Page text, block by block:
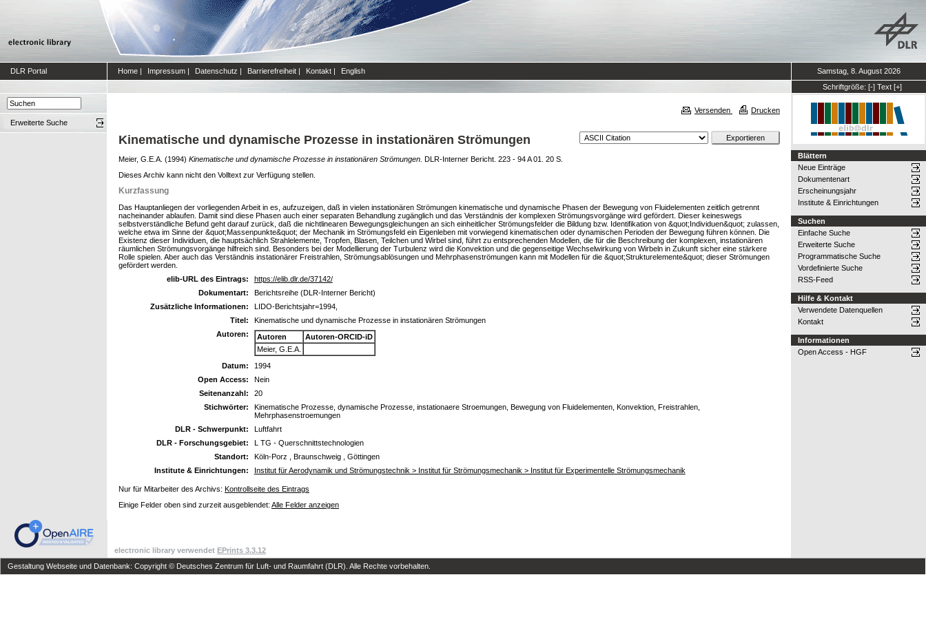
DLR Portal Home | Impressum | Datenschutz | Barrierefreiheit | Kontakt | English
Samstag, 8. August 2026
Schriftgröße: [-] Text [+]
Erweiterte Suche
Versenden Drucken
Kinematische und dynamische Prozesse in instationären Strömungen
Meier, G.E.A. (1994) Kinematische und dynamische Prozesse in instationären Strömungen. DLR-Interner Bericht. 223 - 94 A 01. 20 S.
Dieses Archiv kann nicht den Volltext zur Verfügung stellen.
Kurzfassung
Das Hauptanliegen der vorliegenden Arbeit in es, aufzuzeigen, daß in vielen instationären Strömungen kinematische und dynamische Phasen der Bewegung von Fluidelementen zeitlich getrennt
nacheinander ablaufen. Damit sind diese Phasen auch einer separaten Behandlung zugänglich und das Verständnis der komplexen Strömungsvorgänge wird gefördert. Dieser keineswegs
selbstverständliche Befund geht darauf zurück, daß die nichtlinearen Bewegungsgleichungen an sich einheitlicher Strömungsfelder die Bildung bzw. Identifikation von &quot;Individuen&quot; zulassen,
welche etwa im Sinne der &quot;Massenpunkte&quot; der Mechanik im Strömungsfeld ein Eigenleben mit vorwiegend kinematischen oder dynamischen Perioden der Bewegung führen können. Die
Existenz dieser Individuen, die hauptsächlich Strahlelemente, Tropfen, Blasen, Teilchen und Wirbel sind, führt zu entsprechenden Modellen, die für die Beschreibung der komplexen, instationären
räumlichen Strömungsvorgänge hilfreich sind. Besonders bei der Modellierung der Turbulenz wird die Konvektion und die gegenseitige Wechselwirkung von Wirbeln in Zukunft sicher eine stärkere
Rolle spielen. Aber auch das Verständnis instationärer Freistrahlen, Strömungsablösungen und Mehrphasenströmungen kann mit Modellen für die &quot;Strukturelemente&quot; dieser Strömungen
gefördert werden.
elib-URL des Eintrags:
https://elib.dlr.de/37142/
Dokumentart:
Berichtsreihe (DLR-Interner Bericht)
Zusätzliche Informationen:
LIDO-Berichtsjahr=1994,
Titel:
Kinematische und dynamische Prozesse in instationären Strömungen
Autoren:
Autoren
Autoren-ORCID-iD
Meier, G.E.A.
Datum:
1994
Open Access:
Nein
Seitenanzahl:
20
Stichwörter:
Kinematische Prozesse, dynamische Prozesse, instationaere Stroemungen, Bewegung von Fluidelementen, Konvektion, Freistrahlen,
Mehrphasenstroemungen
DLR - Schwerpunkt:
Luftfahrt
DLR - Forschungsgebiet:
L TG - Querschnittstechnologien
Standort:
Köln-Porz , Braunschweig , Göttingen
Institute & Einrichtungen:
Institut für Aerodynamik und Strömungstechnik > Institut für Strömungsmechanik > Institut für Experimentelle Strömungsmechanik
Nur für Mitarbeiter des Archivs: Kontrollseite des Eintrags
Einige Felder oben sind zurzeit ausgeblendet: Alle Felder anzeigen
Blättern
Neue Einträge
Dokumentenart
Erscheinungsjahr
Institute & Einrichtungen
Suchen
Einfache Suche
Erweiterte Suche
Programmatische Suche
Vordefinierte Suche
RSS-Feed
Hilfe & Kontakt
Verwendete Datenquellen
Kontakt
Informationen
Open Access - HGF
electronic library verwendet EPrints 3.3.12
Gestaltung Webseite und Datenbank: Copyright © Deutsches Zentrum für Luft- und Raumfahrt (DLR). Alle Rechte vorbehalten.